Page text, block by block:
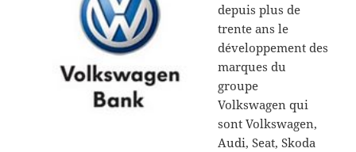
depuis plus de
trente ans le
développement des
marques du
groupe
Volkswagen qui
sont Volkswagen,
Audi, Seat, Skoda